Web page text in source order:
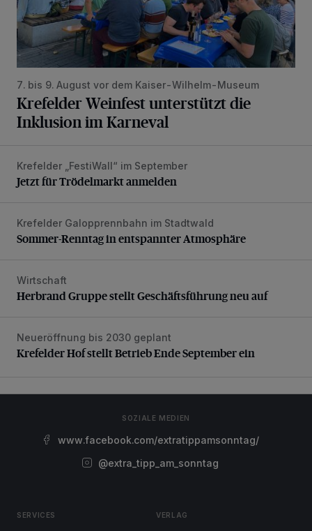
7. bis 9. August vor dem Kaiser-Wilhelm-Museum
Krefelder Weinfest unterstützt die
Inklusion im Karneval
Jetzt für Trödelmarkt anmelden
Krefelder „FestiWall“ im September
Jetzt für Trödelmarkt anmelden
Sommer-Renntag in entspannter Atmosphäre
Krefelder Galopprennbahn im Stadtwald
Sommer-Renntag in entspannter Atmosphäre
Herbrand Gruppe stellt Geschäftsführung neu auf
Wirtschaft
Herbrand Gruppe stellt Geschäftsführung neu auf
Krefelder Hof stellt Betrieb Ende September ein
Neueröffnung bis 2030 geplant
Krefelder Hof stellt Betrieb Ende September ein
SOZIALE MEDIEN
www.facebook.com/extratippamsonntag/
@extra_tipp_am_sonntag
SERVICES VERLAG